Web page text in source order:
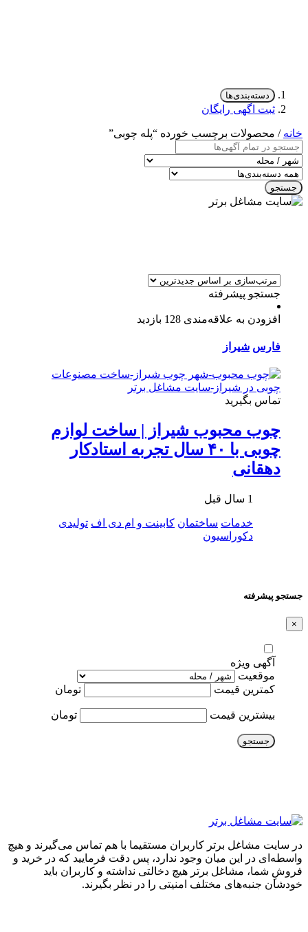
دسته‌بندی‌ها
ثبت اگهی رایگان
خانه / محصولات برچسب خورده “پله چوبی”
جستجو
جستجو پیشرفته
افزودن به علاقه‌مندی 128 بازدید
فارس شیراز
تماس بگیرید
چوب محبوب شیراز | ساخت لوازم
چوبی با ۴۰ سال تجربه استادکار
دهقانی
1 سال قبل
خدمات ساختمان کابینت و ام دی اف تولیدی
دکوراسیون
جستجو پیشرفته
×
آگهی ویژه
موقعیت
کمترین قیمت
تومان
بیشترین قیمت تومان
جستجو
در سایت مشاغل برتر کاربران مستقیما با هم تماس می‌گیرند و هیچ
واسطه‌ای در این میان وجود ندارد، پس دقت فرمایید که در خرید و
فروشِ شما، مشاغل برتر هیچ دخالتی نداشته و کاربران باید
خودشان جنبه‌های مختلف امنیتی را در نظر بگیرند.